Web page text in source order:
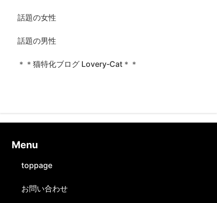
話題の女性
話題の男性
＊＊猫特化ブログ Lovery‐Cat＊＊
Ⅿenu
toppage
お問い合わせ